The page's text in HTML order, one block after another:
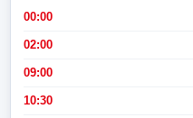
00:00
02:00
09:00
10:30